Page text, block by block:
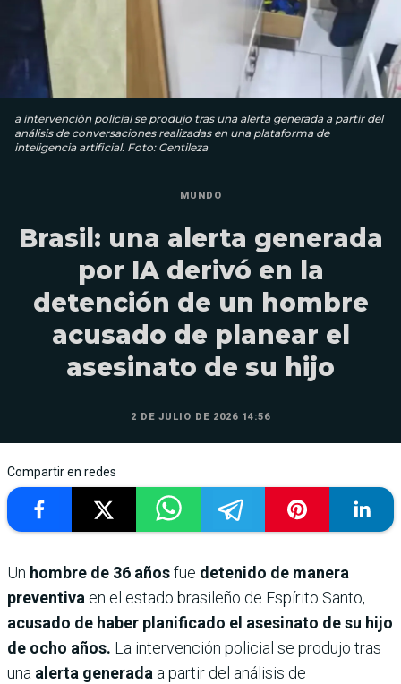
a intervención policial se produjo tras una alerta generada a partir del
análisis de conversaciones realizadas en una plataforma de
inteligencia artificial. Foto: Gentileza
MUNDO
Brasil: una alerta generada
por IA derivó en la
detención de un hombre
acusado de planear el
asesinato de su hijo
2 DE JULIO DE 2026 14:56
Compartir en redes
Un hombre de 36 añosfue detenido de manera
preventiva en el estado brasileño de Espírito Santo,
acusado de haber planificado el asesinato de su hijo
de ocho años. La intervención policial se produjo tras
una alerta generada a partir del análisis de